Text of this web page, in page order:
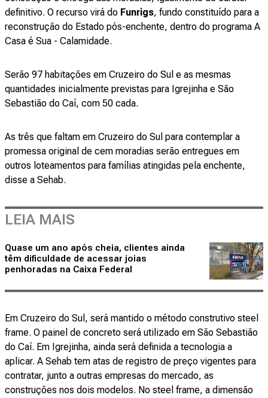
definitivo. O recurso virá do Funrigs, fundo constituído para a
reconstrução do Estado pós-enchente, dentro do programa A
Casa é Sua - Calamidade.
Serão 97 habitações em Cruzeiro do Sul e as mesmas
quantidades inicialmente previstas para Igrejinha e São
Sebastião do Caí, com 50 cada.
As três que faltam em Cruzeiro do Sul para contemplar a
promessa original de cem moradias serão entregues em
outros loteamentos para famílias atingidas pela enchente,
disse a Sehab.
LEIA MAIS
Quase um ano após cheia, clientes ainda
têm dificuldade de acessar joias
penhoradas na Caixa Federal
Em Cruzeiro do Sul, será mantido o método construtivo steel
frame. O painel de concreto será utilizado em São Sebastião
do Caí. Em Igrejinha, ainda será definida a tecnologia a
aplicar. A Sehab tem atas de registro de preço vigentes para
contratar, junto a outras empresas do mercado, as
construções nos dois modelos. No steel frame, a dimensão